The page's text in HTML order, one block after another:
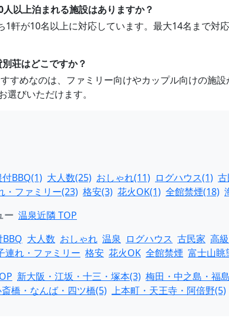
以上泊まれる施設はありますか？
軒が10名以上に対応しています。最大14名まで対
荘はどこですか？
すめなのは、ファミリー向けやカップル向けの施
びいただけます。
付BBQ(1) 大人数(25) おしゃれ(11) ログハウス(1)
・ファミリー(23) 格安(3) 花火OK(1) 全館禁煙(18)
ー 温泉近隣 TOP
BBQ 大人数 おしゃれ 温泉 ログハウス 古民家 高
連れ・ファミリー 格安 花火OK 全館禁煙 富士山眺
新大阪・江坂・十三・塚本(3) 梅田・中之島・福
橋・なんば・四ツ橋(5) 上本町・天王寺・阿倍野(5)